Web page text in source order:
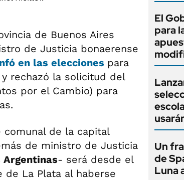
de Buenos Aires
de Justicia bonaerense
en las elecciones para
rechazó la solicitud del
por el Cambio) para
de la capital
de ministro de Justicia
Argentinas- será desde el
La Plata al haberse
El
para
Un
de
Luna